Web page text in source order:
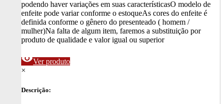
podendo haver variações em suas característicasO modelo de
enfeite pode variar conforme o estoqueAs cores do enfeite é
definida conforme o gênero do presenteado ( homem /
mulher)Na falta de algum item, faremos a substituição por
produto de qualidade e valor igual ou superior
visibilityVer produto
×
Descrição: